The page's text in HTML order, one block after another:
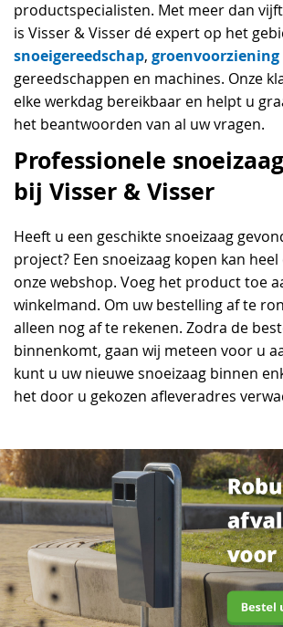
productspecialisten. Met meer dan
is Visser & Visser dé expert op het
snoeigereedschap, groenvoorziening
gereedschappen en machines. Onze
elke werkdag bereikbaar en helpt u
het beantwoorden van al uw vragen.
Professionele
bij Visser & Visser
Heeft u een geschikte snoeizaag
project? Een snoeizaag kopen kan
onze webshop. Voeg het product toe
winkelmand. Om uw bestelling af te
alleen nog af te rekenen. Zodra de
binnenkomt, gaan wij meteen voor u
kunt u uw nieuwe snoeizaag binnen
het door u gekozen afleveradres